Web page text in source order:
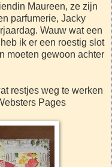
Maureen, ze zijn
parfumerie, Jacky
Wauw wat een
ik er een roestig slot
moeten gewoon achter
restjes weg te werken
Pages